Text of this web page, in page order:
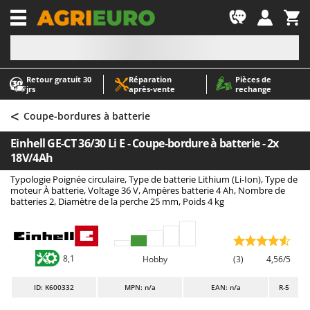
Retour gratuit 30
jrs
Réparation
après‑vente
Pièces de
rechange
-1
A
Abris de jardin
Accessoires pour tracteurs tondeuses autoportés
Aérateurs Scarificateurs pour gazon
Arracheuses de pommes de terre pour tracteur
Aspirateurs - Balais Électriques
Aspirateurs à cendres
Aspirateurs à feuilles sur roues
Aspirateurs de piscine
Aspirateurs Multifonctions
A
AgriEuro Premium
AgriEuro TOP-LINE
AGT
Aima
Airmec
ALA 2000
Alce
< Coupe-bordures à batterie
Einhell GE-CT 36/30 Li E - Coupe-bordure à batterie - 2x
18V/4Ah
Typologie Poignée circulaire, Type de batterie Lithium (Li-Ion), Type de
moteur À batterie, Voltage 36 V, Ampères batterie 4 Ah, Nombre de
batteries 2, Diamètre de la perche 25 mm, Poids 4 kg
8,1 Hobby (3) 4,56/5
ID: K600332 MPN: n/a EAN: n/a R-5